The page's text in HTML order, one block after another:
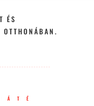
ÉS
OTTHONÁBAN.